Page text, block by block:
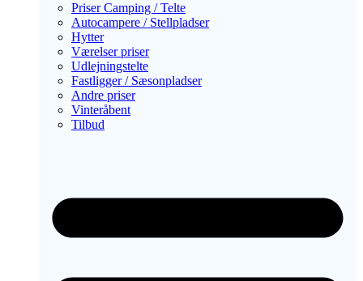
Priser Camping / Telte
Autocampere / Stellpladser
Hytter
Værelser priser
Udlejningstelte
Fastligger / Sæsonpladser
Andre priser
Vinteråbent
Tilbud